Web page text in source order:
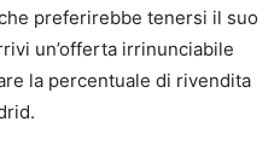
preferirebbe tenersi il suo
un’offerta irrinunciabile
la percentuale di rivendita